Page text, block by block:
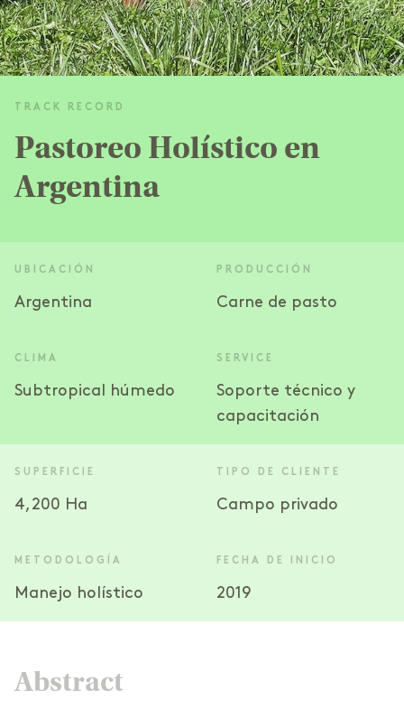
TRACK RECORD
Pastoreo Holístico en
Argentina
UBICACIÓN
Argentina
PRODUCCIÓN
Carne de pasto
CLIMA
Subtropical húmedo
SERVICE
Soporte técnico y
capacitación
SUPERFICIE
4,200 Ha
TIPO DE CLIENTE
Campo privado
METODOLOGÍA
Manejo holístico
FECHA DE INICIO
2019
Abstract